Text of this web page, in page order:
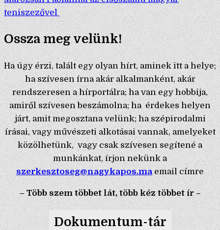
teniszezővel
Ossza meg velünk!
Ha úgy érzi, talált egy olyan hírt, aminek itt a helye;
ha szívesen írna akár alkalmanként, akár
rendszeresen a hírportálra; ha van egy hobbija,
amiről szívesen beszámolna; ha érdekes helyen
járt, amit megosztana velünk; ha szépirodalmi
írásai, vagy művészeti alkotásai vannak, amelyeket
közölhetünk, vagy csak szívesen segítené a
munkánkat, írjon nekünk a
szerkesztoseg@nagykapos.ma email címre
– Több szem többet lát, több kéz többet ír –
Dokumentum-tár